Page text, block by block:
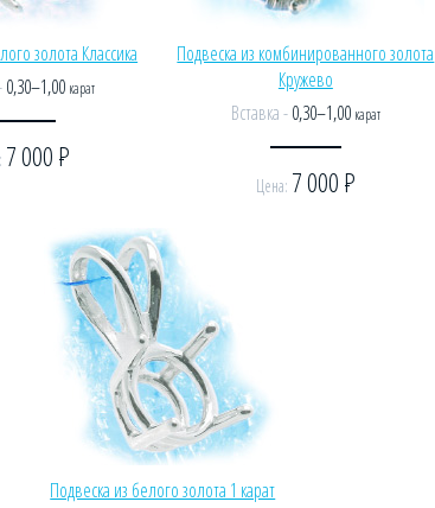
золота Классика
0,30–1,00 карат
7 000 Р
Подвеска из комбинированного золота
Кружево
Вставка -0,30–1,00 карат
Цена: 7 000 Р
Подвеска из белого золота 1 карат